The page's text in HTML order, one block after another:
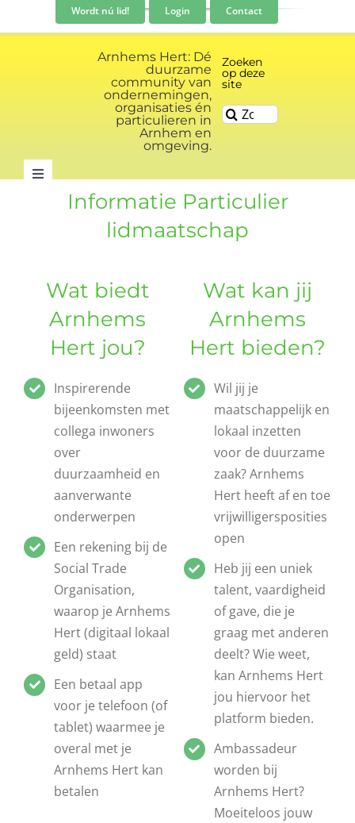
inhoud
Wordt nú lid! Login Contact
Arnhems Hert: Dé
duurzame
community van
ondernemingen,
organisaties én
particulieren in
Arnhem en
omgeving.
Zoeken
op deze
site
Zoeken
naar:
Toggle
Navigation
Community
Evenementen kalender
Diensten en produkten
Vacatures
Informatie Particulier
lidmaatschap
Wat biedt
Arnhems
Hert jou?
Inspirerende
bijeenkomsten met
collega inwoners
over
duurzaamheid en
aanverwante
onderwerpen
Een rekening bij de
Social Trade
Organisation,
waarop je Arnhems
Hert (digitaal lokaal
geld) staat
Een betaal app
voor je telefoon (of
tablet) waarmee je
overal met je
Arnhems Hert kan
betalen
Wat kan jij
Arnhems
Hert bieden?
Wil jij je
maatschappelijk en
lokaal inzetten
voor de duurzame
zaak? Arnhems
Hert heeft af en toe
vrijwilligersposities
open
Heb jij een uniek
talent, vaardigheid
of gave, die je
graag met anderen
deelt? Wie weet,
kan Arnhems Hert
jou hiervoor het
platform bieden.
Ambassadeur
worden bij
Arnhems Hert?
Moeiteloos jouw